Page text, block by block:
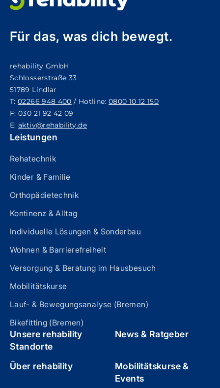
Für das, was dich bewegt.
rehability GmbH
Schlosserstraße 33
51789 Lindlar
T:02266 948 400 / Hotline:0800 10 12 150
F: 030 21 92 42 09
E:aktiv@rehability.de
Leistungen
Rehatechnik
Kinder & Familie
Orthopädietechnik
Kontinenz & Alltag
Individuelle Lösungen & Sonderbau
Wohnen & Barrierefreiheit
Versorgung & Beratung im Hausbesuch
Mobilitätskurse
Lauf- & Bewegungsanalyse (Bremen)
Bikefitting (Bremen)
Unsere rehability
Standorte
News & Ratgeber
Über rehability
Mobilitätskurse &
Events